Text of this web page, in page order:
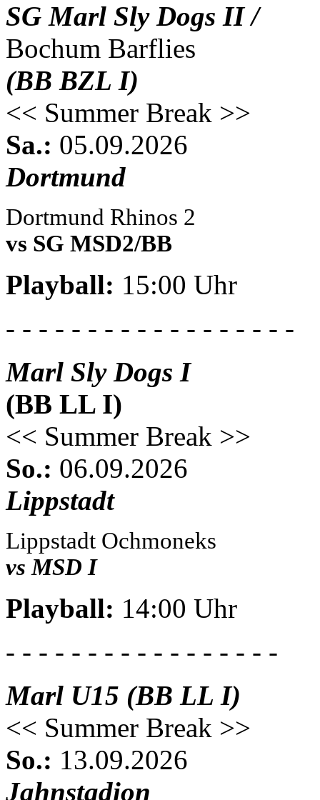
SG Marl Sly Dogs II /
Bochum Barflies
(BB BZL I)
<< Summer Break >>
Sa.: 05.09.2026
Dortmund
Dortmund Rhinos 2
vs SG MSD2/BB
Playball: 15:00 Uhr
- - - - - - - - - - - - - - - - - -
Marl Sly Dogs I
(BB LL I)
<< Summer Break >>
So.: 06.09.2026
Lippstadt
Lippstadt Ochmoneks
vs MSD I
Playball: 14:00 Uhr
- - - - - - - - - - - - - - - - -
Marl U15 (BB LL I)
<< Summer Break >>
So.: 13.09.2026
Jahnstadion